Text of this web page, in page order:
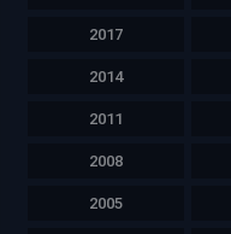
2017
2014
2011
2008
2005